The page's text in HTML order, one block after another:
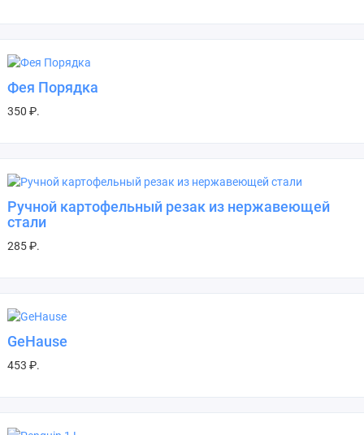
Фея Порядка
350 ₽.
Ручной картофельный резак из нержавеющей
стали
285 ₽.
GeHause
453 ₽.